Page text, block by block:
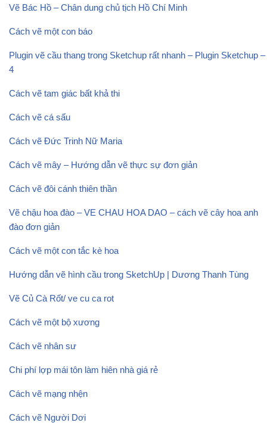
Vẽ Bác Hồ – Chân dung chủ tịch Hồ Chí Minh
Cách vẽ một con báo
Plugin vẽ cầu thang trong Sketchup rất nhanh – Plugin Sketchup –
4
Cách vẽ tam giác bất khả thi
Cách vẽ cá sấu
Cách vẽ Đức Trinh Nữ Maria
Cách vẽ mây – Hướng dẫn vẽ thực sự đơn giản
Cách vẽ đôi cánh thiên thần
Vẽ chậu hoa đào – VE CHAU HOA DAO – cách vẽ cây hoa anh
đào đơn giản
Cách vẽ một con tắc kè hoa
Hướng dẫn vẽ hình cầu trong SketchUp | Dương Thanh Tùng
Vẽ Củ Cà Rốt/ ve cu ca rot
Cách vẽ một bộ xương
Cách vẽ nhân sư
Chi phí lợp mái tôn làm hiên nhà giá rẻ
Cách vẽ mạng nhện
Cách vẽ Người Dơi